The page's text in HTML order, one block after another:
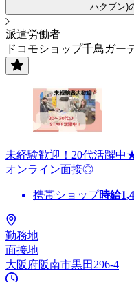
ハクブン)
派遣労働者
ドコモショップ千鳥ガー
未経験歓迎！20代活躍
オンライン面接◎
携帯ショップ時給
勤務地
面接地
大阪府阪南市黒田296-4